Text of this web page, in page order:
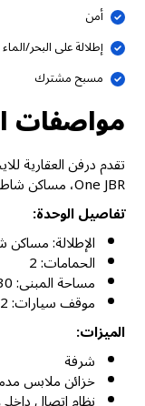
أمن
إطلالة على البحر/الماء
مسبح مشترك
مواصفات
One JBR، مساكن شاطئ الجميرا دبي.
تفاصيل الوحدة:
الإطلالة:
الحمامات: 2
مساحة المبنى: 1930 قدم مربع
موقف سيارات: 2
الميزات:
شرفة
خزائن ملابس